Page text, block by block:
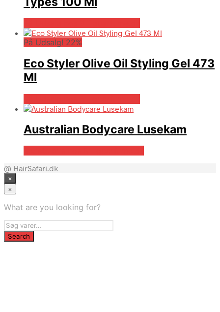
På Udsalg! 22%
Eco Styler Olive Oil Styling Gel 473
Ml
Australian Bodycare Lusekam
@ HairSafari.dk
×
×
What are you looking for?